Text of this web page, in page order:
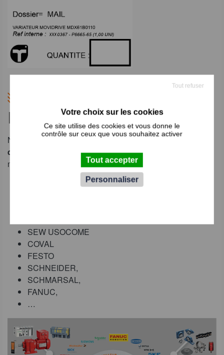
PIÈCES DÉTACHÉES
Nous proposons unelarge sélection de pièces
détachées
. Profitez de nos accords avec de nombreuses
marques :
SEW USOCOME
COVAL
FESTO
SCHNEIDER,
SCHMARSAL,
FANUC,
…
Ce site utilise des cookies et vous donne le
contrôle sur ceux que vous souhaitez activer
Tout accepter
Tout refuser
Personnaliser